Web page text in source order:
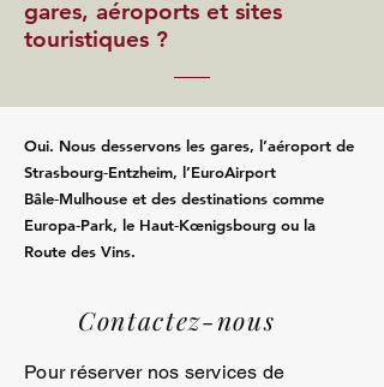
gares, aéroports et sites
touristiques ?
Oui. Nous desservons les gares, l’aéroport de
Strasbourg‑Entzheim, l’EuroAirport
Bâle‑Mulhouse et des destinations comme
Europa‑Park, le Haut‑Kœnigsbourg ou la
Route des Vins.
Contactez-nous
Pour réserver nos services de